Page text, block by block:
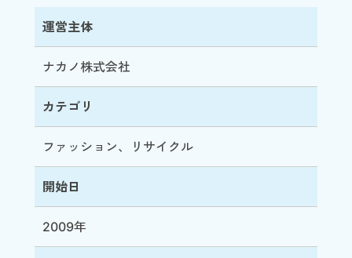
運営主体
ナカノ株式会社
カテゴリ
ファッション、リサイクル
開始日
2009年